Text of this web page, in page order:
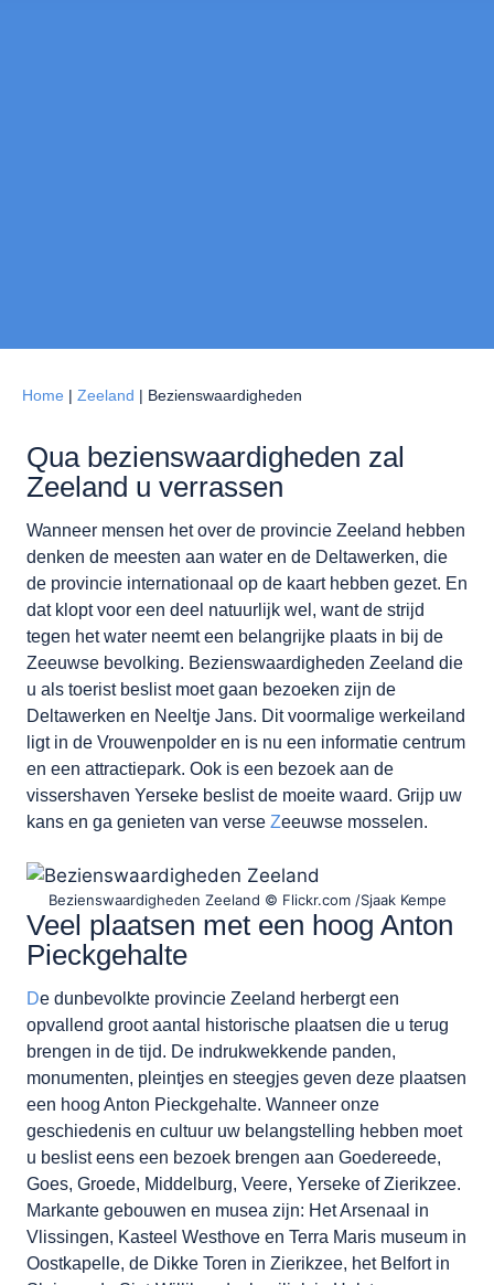
Home | Zeeland | Bezienswaardigheden
Qua bezienswaardigheden zal
Zeeland u verrassen
Wanneer mensen het over de provincie Zeeland hebben
denken de meesten aan water en de Deltawerken, die
de provincie internationaal op de kaart hebben gezet. En
dat klopt voor een deel natuurlijk wel, want de strijd
tegen het water neemt een belangrijke plaats in bij de
Zeeuwse bevolking. Bezienswaardigheden Zeeland die
u als toerist beslist moet gaan bezoeken zijn de
Deltawerken en Neeltje Jans. Dit voormalige werkeiland
ligt in de Vrouwenpolder en is nu een informatie centrum
en een attractiepark. Ook is een bezoek aan de
vissershaven Yerseke beslist de moeite waard. Grijp uw
kans en ga genieten van verse Zeeuwse mosselen.
Bezienswaardigheden Zeeland © Flickr.com /Sjaak Kempe
Veel plaatsen met een hoog Anton
Pieckgehalte
De dunbevolkte provincie Zeeland herbergt een
opvallend groot aantal historische plaatsen die u terug
brengen in de tijd. De indrukwekkende panden,
monumenten, pleintjes en steegjes geven deze plaatsen
een hoog Anton Pieckgehalte. Wanneer onze
geschiedenis en cultuur uw belangstelling hebben moet
u beslist eens een bezoek brengen aan Goedereede,
Goes, Groede, Middelburg, Veere, Yerseke of Zierikzee.
Markante gebouwen en musea zijn: Het Arsenaal in
Vlissingen, Kasteel Westhove en Terra Maris museum in
Oostkapelle, de Dikke Toren in Zierikzee, het Belfort in